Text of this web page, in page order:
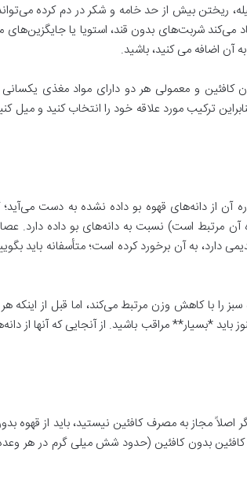
ریختن بیش از حد خامه و شکر در دم کرده
شربت‌های بدون قند، استویا یا جایگزین‌های
آن اضافه می کنید، باشید.
کافئین و معمولی هر دو دارای مواد مغذی
ترکیب مورد علاقه خود را انتخاب کنید و
از دانه‌های قهوه بو داده نشده به دست
آن مرتبط است) نسبت به دانه‌های بو داده
به آن برخورد کرده است؛ متأسفانه باید
را با کاهش وزن مرتبط می‌کند، اما قبل از
باید *بسیار** مراقب باشید. از آنجایی که آنها
مجاز به مصرف کافئین نیستید، باید از قهوه